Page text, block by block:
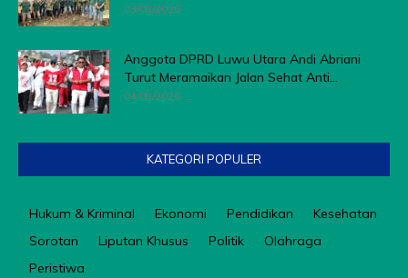
03/08/2026
Anggota DPRD Luwu Utara Andi Abriani
Turut Meramaikan Jalan Sehat Anti...
04/08/2026
KATEGORI POPULER
Hukum & Kriminal Ekonomi Pendidikan
Kesehatan
Sorotan
Liputan Khusus Politik
Olahraga
Peristiwa